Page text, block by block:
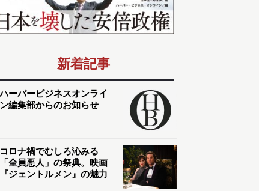
新着記事
ハーバービジネスオンライ
ン編集部からのお知らせ
コロナ禍でむしろ沁みる
「全員悪人」の祭典。映画
『ジェントルメン』の魅力